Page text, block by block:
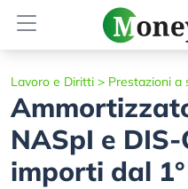
Lavoro e Diritti > Prestazioni a
NASpI e
importi dal